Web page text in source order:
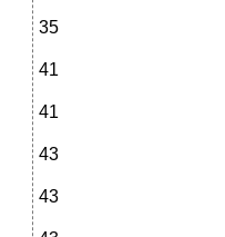
35
41
41
43
43